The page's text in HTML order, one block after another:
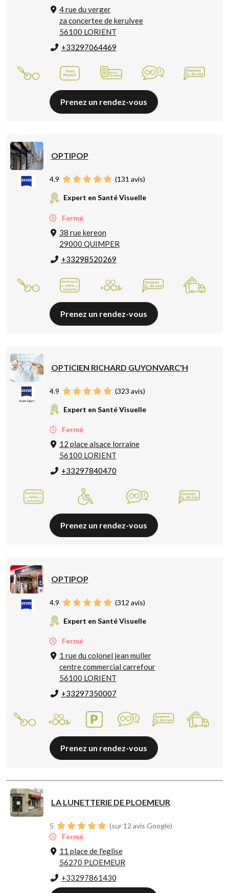
4 rue du verger
za concertee de kerulvee
56100 LORIENT
+33297064469
Prenez un rendez-vous
OPTIPOP
4.9 (131 avis)
Expert en Santé Visuelle
Fermé
38 rue kereon
29000 QUIMPER
+33298520269
Prenez un rendez-vous
OPTICIEN RICHARD GUYONVARC'H
4.9 (323 avis)
Expert en Santé Visuelle
Fermé
12 place alsace lorraine
56100 LORIENT
+33297840470
Prenez un rendez-vous
OPTIPOP
4.9 (312 avis)
Expert en Santé Visuelle
Fermé
1 rue du colonel jean muller
centre commercial carrefour
56100 LORIENT
+33297350007
Prenez un rendez-vous
LA LUNETTERIE DE PLOEMEUR
5
(sur 12 avis Google)
Fermé
11 place de l'eglise
56270 PLOEMEUR
+33297861430